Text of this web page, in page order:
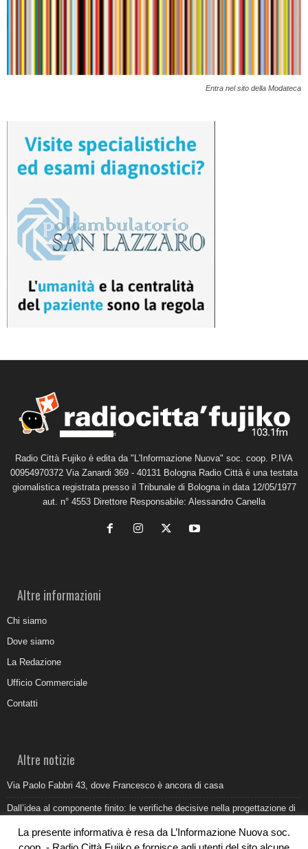
Entra nel sito della Modateca
Radio Città Fujiko è edita da "L'Informazione Nuova" soc. coop. P.IVA
00954970372 Via Zanardi 369 - 40131 Bologna Radio Città è una testata
giornalistica registrata presso il Tribunale di Bologna in data 12/05/1977
aut. n° 4553 Direttore Responsabile: Alessandro Canella
Altre informazioni
Chi siamo
Dove siamo
La Redazione
Ufficio Commerciale
Contatti
Altre notizie
Via Paolo Fabbri 43, dove Francesco è ancora di casa
Dall’idea al componente finito: le verifiche decisive nella progettazione di
Belvedere Marittimo e il report ARPACAL 2026 sulla qualità del mare
La presente informativa è resa da L’Informazione Nuova soc.